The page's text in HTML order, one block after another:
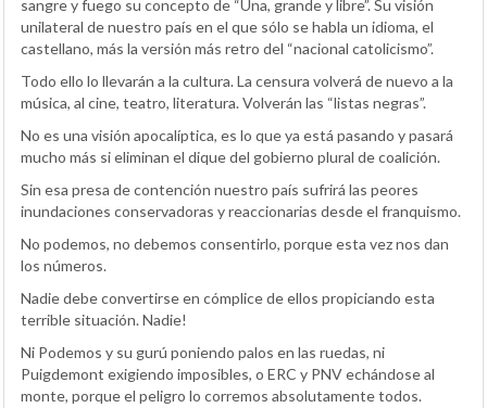
sangre y fuego su concepto de “Una, grande y libre”. Su visión
unilateral de nuestro país en el que sólo se habla un idioma, el
castellano, más la versión más retro del “nacional catolicismo”.
Todo ello lo llevarán a la cultura. La censura volverá de nuevo a la
música, al cine, teatro, literatura. Volverán las “listas negras”.
No es una visión apocalíptica, es lo que ya está pasando y pasará
mucho más si eliminan el dique del gobierno plural de coalición.
Sin esa presa de contención nuestro país sufrirá las peores
inundaciones conservadoras y reaccionarias desde el franquismo.
No podemos, no debemos consentirlo, porque esta vez nos dan
los números.
Nadie debe convertirse en cómplice de ellos propiciando esta
terrible situación. Nadie!
Ni Podemos y su gurú poniendo palos en las ruedas, ni
Puigdemont exigiendo imposibles, o ERC y PNV echándose al
monte, porque el peligro lo corremos absolutamente todos.